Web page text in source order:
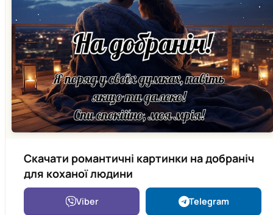
Скачати романтичні картинки на добраніч
для коханої людини
Viber Telegram